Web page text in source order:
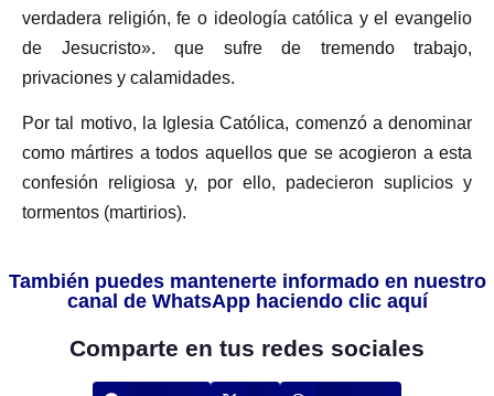
verdadera religión, fe o ideología católica y el evangelio
de Jesucristo». que sufre de tremendo trabajo,
privaciones y calamidades.
Por tal motivo, la Iglesia Católica, comenzó a denominar
como mártires a todos aquellos que se acogieron a esta
confesión religiosa y, por ello, padecieron suplicios y
tormentos (martirios).
También puedes mantenerte informado en nuestro
canal de WhatsApp haciendo clic aquí
Comparte en tus redes sociales